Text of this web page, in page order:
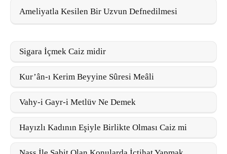
Ameliyatla Kesilen Bir Uzvun Defnedilmesi
Sigara İçmek Caiz midir
Kur’ân-ı Kerim Beyyine Sûresi Meâli
Vahy-i Gayr-i Metlüv Ne Demek
Hayızlı Kadının Eşiyle Birlikte Olması Caiz mi